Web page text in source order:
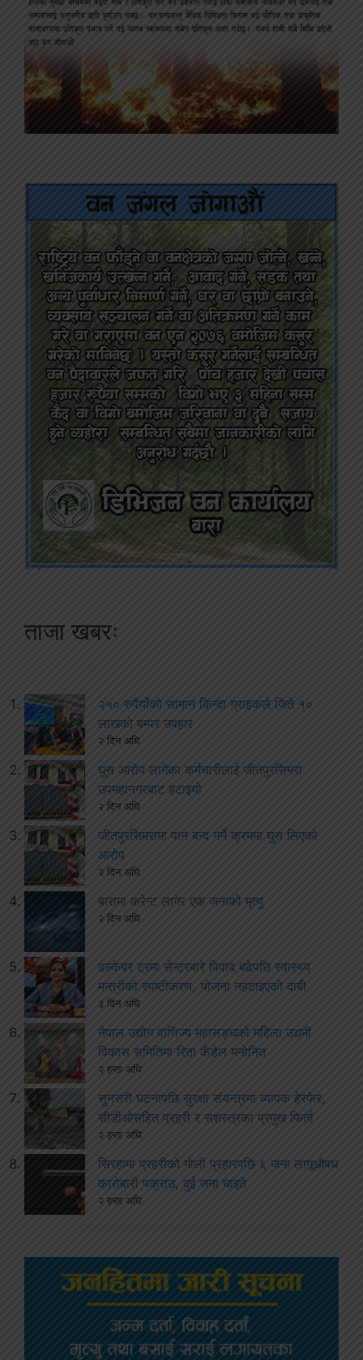
ताजा खबरः
२५० रुपैयाँको सामान किन्दा ग्राहकले जिते १०
लाखको बम्पर उपहार
२ दिन अघि
घुस आरोप लागेका कर्मचारीलाई जीतपुरसिमरा
उपमहानगरबाट हटाइयो
२ दिन अघि
जीतपुरसिमरामा पान बन्द गर्ने क्रममा घुस लिएको
आरोप
२ दिन अघि
बारामा करेन्ट लागेर एक जनाको मृत्यु
२ दिन अघि
ढल्केबर ट्रमा सेन्टरबारे विवाद बढेपछि स्वास्थ्य
मन्त्रीको स्पष्टीकरण, योजना नहटाइएको दाबी
३ दिन अघि
नेपाल उद्योग वाणिज्य महासङ्घको महिला उद्यमी
विकास समितिमा रिता कँडेल मनोनित
२ हप्ता अघि
सुनसरी घटनापछि सुरक्षा संयन्त्रमा व्यापक हेरफेर,
सीडीओसहित प्रहरी र सशस्त्रका प्रमुख फिर्ता
२ हप्ता अघि
सिरहामा प्रहरीको गोली प्रहारपछि ६ जना लागूऔषध
कारोबारी पक्राउ, दुई जना घाइते
२ हप्ता अघि